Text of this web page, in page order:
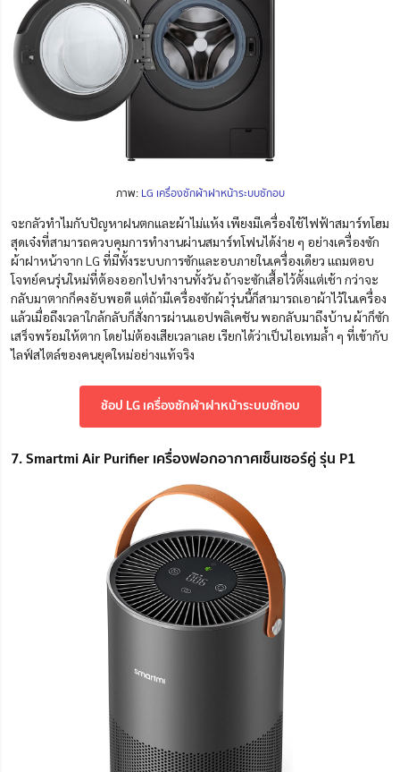
ภาพ: LG เครื่องซักผ้าฝาหน้าระบบซักอบ
จะกลัวทำไมกับปัญหาฝนตกและผ้าไม่แห้ง เพียงมีเครื่องใช้ไฟฟ้าสมาร์ทโฮม
สุดเจ๋งที่สามารถควบคุมการทำงานผ่านสมาร์ทโฟนได้ง่าย ๆ อย่างเครื่องซัก
ผ้าฝาหน้าจาก LG ที่มีทั้งระบบการซักและอบภายในเครื่องเดียว แถมตอบ
โจทย์คนรุ่นใหม่ที่ต้องออกไปทำงานทั้งวัน ถ้าจะซักเสื้อไว้ตั้งแต่เช้า กว่าจะ
กลับมาตากก็คงอับพอดี แต่ถ้ามีเครื่องซักผ้ารุ่นนี้ก็สามารถเอาผ้าไว้ในเครื่อง
แล้วเมื่อถึงเวลาใกล้กลับก็สั่งการผ่านแอปพลิเคชัน พอกลับมาถึงบ้าน ผ้าก็ซัก
เสร็จพร้อมให้ตาก โดยไม่ต้องเสียเวลาเลย เรียกได้ว่าเป็นไอเทมล้ำ ๆ ที่เข้ากับ
ไลฟ์สไตล์ของคนยุคใหม่อย่างแท้จริง
ช้อป LG เครื่องซักผ้าฝาหน้าระบบซักอบ
7. Smartmi Air Purifier เครื่องฟอกอากาศเซ็นเซอร์คู่ รุ่น P1